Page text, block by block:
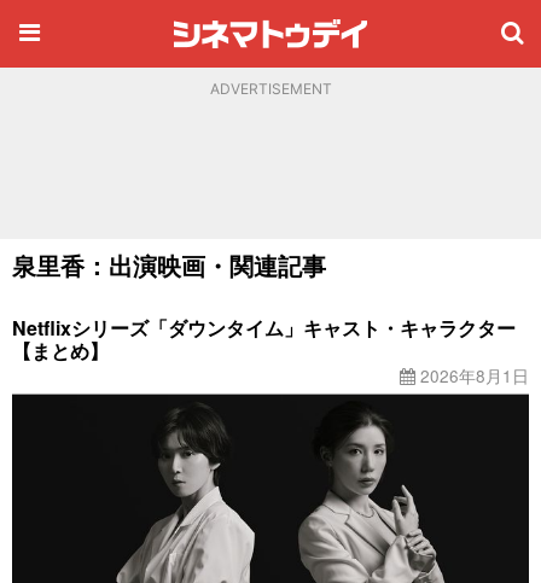
ADVERTISEMENT
泉里香：出演映画・関連記事
Netflixシリーズ「ダウンタイム」キャスト・キャラクター
【まとめ】
2026年8月1日